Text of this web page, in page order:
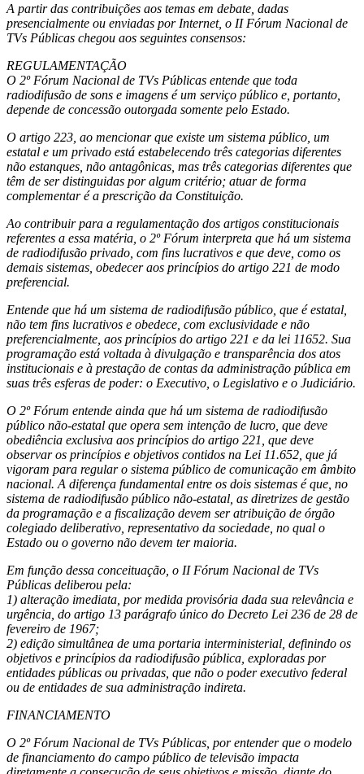
A partir das contribuições aos temas em debate, dadas
presencialmente ou enviadas por Internet, o II Fórum Nacional de
TVs Públicas chegou aos seguintes consensos:
REGULAMENTAÇÃO
O 2º Fórum Nacional de TVs Públicas entende que toda
radiodifusão de sons e imagens é um serviço público e, portanto,
depende de concessão outorgada somente pelo Estado.
O artigo 223, ao mencionar que existe um sistema público, um
estatal e um privado está estabelecendo três categorias diferentes
não estanques, não antagônicas, mas três categorias diferentes que
têm de ser distinguidas por algum critério; atuar de forma
complementar é a prescrição da Constituição.
Ao contribuir para a regulamentação dos artigos constitucionais
referentes a essa matéria, o 2º Fórum interpreta que há um sistema
de radiodifusão privado, com fins lucrativos e que deve, como os
demais sistemas, obedecer aos princípios do artigo 221 de modo
preferencial.
Entende que há um sistema de radiodifusão público, que é estatal,
não tem fins lucrativos e obedece, com exclusividade e não
preferencialmente, aos princípios do artigo 221 e da lei 11652. Sua
programação está voltada à divulgação e transparência dos atos
institucionais e à prestação de contas da administração pública em
suas três esferas de poder: o Executivo, o Legislativo e o Judiciário.
O 2º Fórum entende ainda que há um sistema de radiodifusão
público não-estatal que opera sem intenção de lucro, que deve
obediência exclusiva aos princípios do artigo 221, que deve
observar os princípios e objetivos contidos na Lei 11.652, que já
vigoram para regular o sistema público de comunicação em âmbito
nacional. A diferença fundamental entre os dois sistemas é que, no
sistema de radiodifusão público não-estatal, as diretrizes de gestão
da programação e a fiscalização devem ser atribuição de órgão
colegiado deliberativo, representativo da sociedade, no qual o
Estado ou o governo não devem ter maioria.
Em função dessa conceituação, o II Fórum Nacional de TVs
Públicas deliberou pela:
1) alteração imediata, por medida provisória dada sua relevância e
urgência, do artigo 13 parágrafo único do Decreto Lei 236 de 28 de
fevereiro de 1967;
2) edição simultânea de uma portaria interministerial, definindo os
objetivos e princípios da radiodifusão pública, exploradas por
entidades públicas ou privadas, que não o poder executivo federal
ou de entidades de sua administração indireta.
FINANCIAMENTO
O 2º Fórum Nacional de TVs Públicas, por entender que o modelo
de financiamento do campo público de televisão impacta